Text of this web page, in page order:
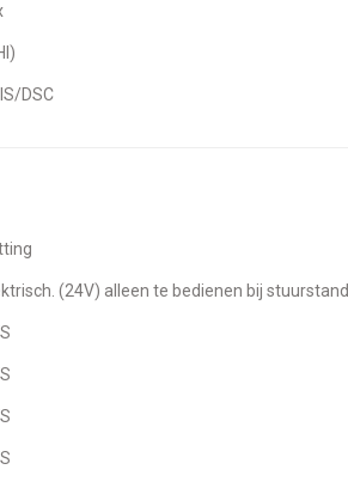
DSC
(24V) alleen te bedienen bij stuurstand